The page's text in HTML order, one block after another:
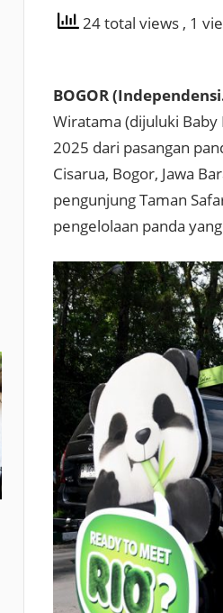
24 total views , 1
BOGOR
Wiratama (dijuluki
2025 dari pasangan
Cisarua, Bogor, Jawa
pengunjung Taman
pengelolaan panda